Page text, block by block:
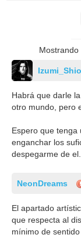
Habrá que darle
otro mundo, pero
Espero que tenga
enganchar los
despegarme de el.
NeonDreams
El apartado
que respecta al
mínimo de